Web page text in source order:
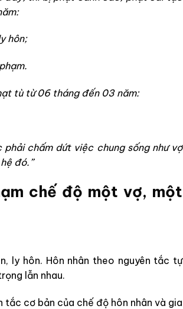
hôn;
tù từ 06 tháng đến 03 năm:
chấm dứt việc chung sống như vợ
đó.”
chế độ một vợ, một
ly hôn. Hôn nhân theo nguyên tắc tự
lẫn nhau.
tắc cơ bản của chế độ hôn nhân và gia